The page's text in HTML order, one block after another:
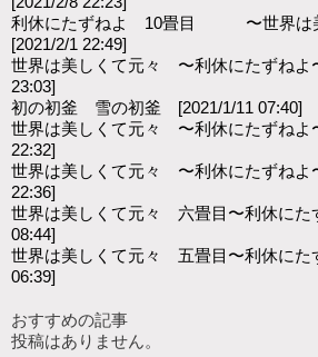
利休にたずねよ 10畳目 〜世界は
[2021/2/1 22:49]
世界は美しくて元々 〜利休にたずねよ
23:03]
初の初釜 雪の初釜 [2021/1/11 07:40]
世界は美しくて元々 〜利休にたずねよ
22:32]
世界は美しくて元々 〜利休にたずね
22:36]
世界は美しくて元々 六畳目〜利休にた
08:44]
世界は美しくて元々 五畳目〜利休にた
06:39]
おすすめの記事
投稿はありません。